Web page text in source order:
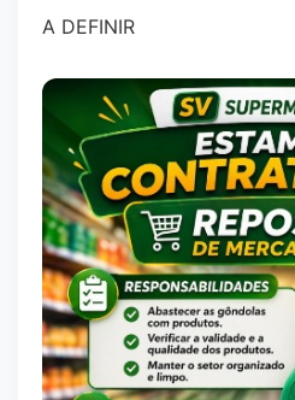
A DEFINIR